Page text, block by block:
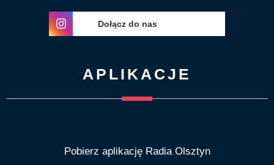
Dołącz do nas
APLIKACJE
Pobierz aplikację Radia Olsztyn